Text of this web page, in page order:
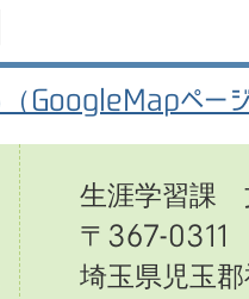
（GoogleMapペー
生涯学習課
〒367-0311
埼玉県児玉